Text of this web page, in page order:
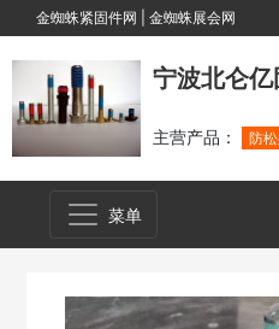
金蜘蛛紧固件网 金蜘蛛展会网
宁波北仑亿
主营产品： 防
菜单